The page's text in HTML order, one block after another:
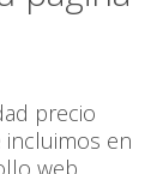
precio
en